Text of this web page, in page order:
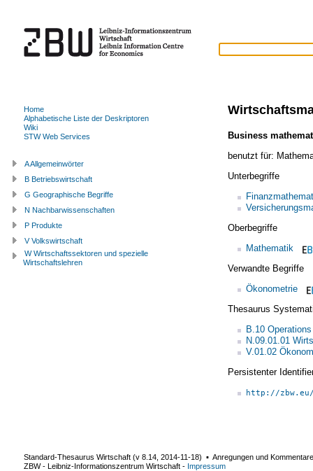
Business
benutzt für:
Unterbegriffe
Oberbegriffe
Mathematik
Verwandte Begriffe
Ökonometrie
Thesaurus
B.10
N.09.01.01
V.01.02
Persistenter
http://
Home
Alphabetische Liste der Deskriptoren
Wiki
STW Web Services
A Allgemeinwörter
B Betriebswirtschaft
G Geographische Begriffe
N Nachbarwissenschaften
P Produkte
V Volkswirtschaft
W Wirtschaftssektoren und spezielle
Wirtschaftslehren
Standard-Thesaurus Wirtschaft (v 8.14 2014-11-18) ▪ Anregungen und
ZBW - Leibniz-Informationszentrum Wirtschaft - Impressum